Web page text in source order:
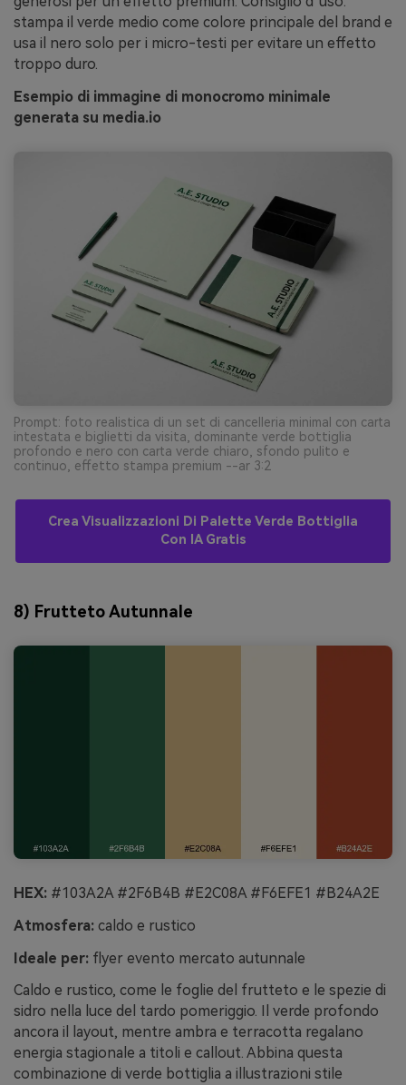
stampa il verde medio come colore principale del brand e
usa il nero solo per i micro-testi per evitare un effetto
troppo duro.
Esempio di immagine di monocromo minimale
generata su media.io
Prompt: foto realistica di un set di cancelleria minimal con carta
intestata e biglietti da visita, dominante verde bottiglia
profondo e nero con carta verde chiaro, sfondo pulito e
continuo, effetto stampa premium --ar 3:2
Crea Visualizzazioni Di Palette Verde Bottiglia
Con IA Gratis
8) Frutteto Autunnale
HEX: #103A2A #2F6B4B #E2C08A #F6EFE1 #B24A2E
Atmosfera: caldo e rustico
Ideale per: flyer evento mercato autunnale
Caldo e rustico, come le foglie del frutteto e le spezie di
sidro nella luce del tardo pomeriggio. Il verde profondo
ancora il layout, mentre ambra e terracotta regalano
energia stagionale a titoli e callout. Abbina questa
combinazione di verde bottiglia a illustrazioni stile